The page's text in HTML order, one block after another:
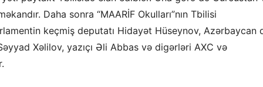
Daha sonra “MAARİF Okulları”nın Tbilisi
keçmiş deputatı Hidayət Hüseynov, Azərbaycan
Xəlilov, yazıçı Əli Abbas və digərləri AXC və